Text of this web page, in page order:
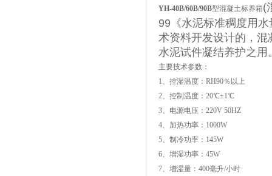
YH-40B/60B/90B型混凝土标养箱(
99《水泥标准稠度用
术资料开发设计的，
水泥试件凝结养护之用
主要技术参数：
1、控湿温度：RH90％以上
2、控制温度：20℃±1℃
3、电源电压：220V 50HZ
4、加热功率：1000W
5、制冷功率：145W
6、增湿功率：45W
7、增湿量：400毫升/小时